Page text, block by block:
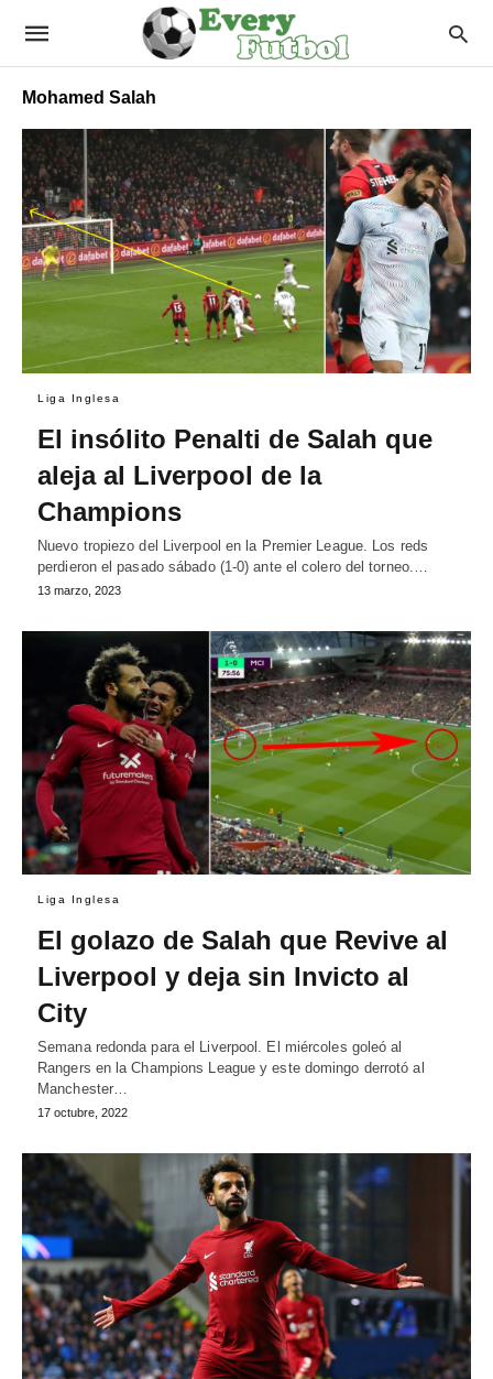
Mohamed Salah
Liga Inglesa
El insólito Penalti de Salah que
aleja al Liverpool de la
Champions
Nuevo tropiezo del Liverpool en la Premier League. Los reds
perdieron el pasado sábado (1-0) ante el colero del torneo.…
13 marzo, 2023
Liga Inglesa
El golazo de Salah que Revive al
Liverpool y deja sin Invicto al
City
Semana redonda para el Liverpool. El miércoles goleó al
Rangers en la Champions League y este domingo derrotó al
Manchester…
17 octubre, 2022